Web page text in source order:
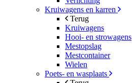
Kruiwagens en karren
Terug
Kruiwagens
Hooi- en strowagens
Mestopslag
Mestcontainer
Wielen
Poets- en wasplaats